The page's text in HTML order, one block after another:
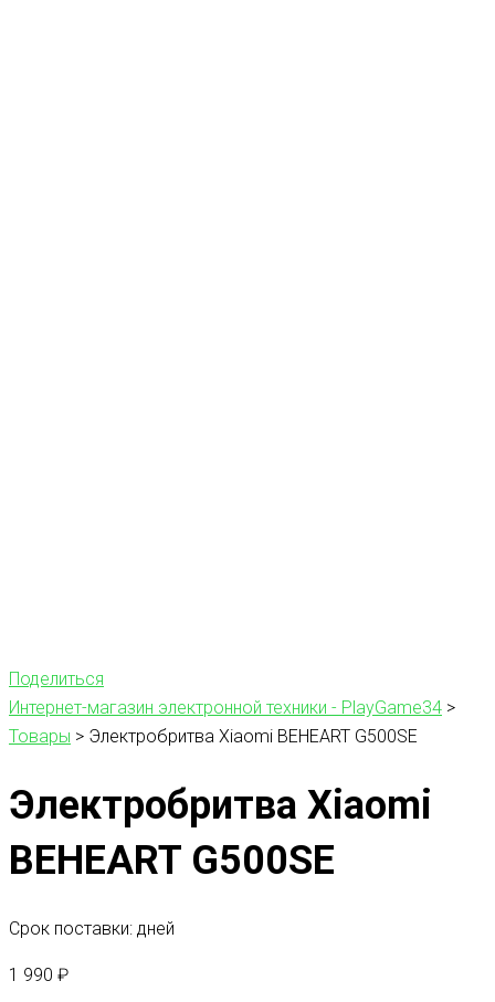
Поделиться
Интернет-магазин электронной техники - PlayGame34 >
Товары > Электробритва Xiaomi BEHEART G500SE
Электробритва Xiaomi
BEHEART G500SE
Срок поставки: дней
1 990 ₽